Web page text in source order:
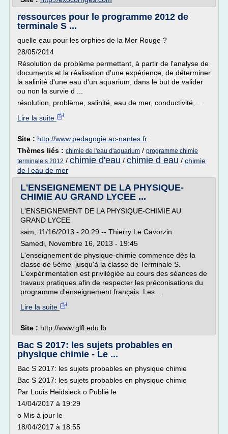
ressources pour le programme 2012 de
terminale S ...
quelle eau pour les orphies de la Mer Rouge ?
28/05/2014
Résolution de problème permettant, à partir de l'analyse de
documents et la réalisation d'une expérience, de déterminer
la salinité d'une eau d'un aquarium, dans le but de valider
ou non la survie d ...
résolution, problème, salinité, eau de mer, conductivité,...
Lire la suite
Site : http://www.pedagogie.ac-nantes.fr
Thèmes liés : chimie de l'eau d'aquarium / programme chimie
terminale s 2012 / chimie d'eau / chimie d eau / chimie
de l eau de mer
L'ENSEIGNEMENT DE LA PHYSIQUE-
CHIMIE AU GRAND LYCEE ...
L'ENSEIGNEMENT DE LA PHYSIQUE-CHIMIE AU
GRAND LYCEE
sam, 11/16/2013 - 20:29 -- Thierry Le Cavorzin
Samedi, Novembre 16, 2013 - 19:45
L'enseignement de physique-chimie commence dès la
classe de 5ème jusqu'à la classe de Terminale S.
L'expérimentation est privilégiée au cours des séances de
travaux pratiques afin de respecter les préconisations du
programme d'enseignement français. Les...
Lire la suite
Site : http://www.glfl.edu.lb
Bac S 2017: les sujets probables en
physique chimie - Le ...
Bac S 2017: les sujets probables en physique chimie
Bac S 2017: les sujets probables en physique chimie
Par Louis Heidsieck o Publié le
14/04/2017 à 19:29
o Mis à jour le
18/04/2017 à 18:55